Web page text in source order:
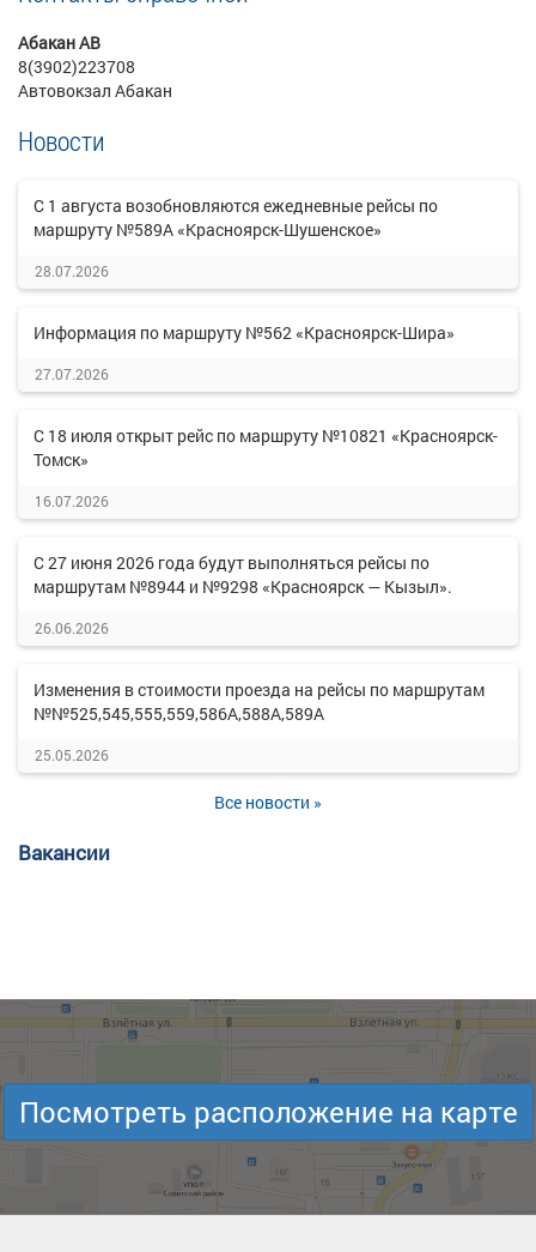
Абакан АВ
8(3902)223708
Автовокзал Абакан
Новости
С 1 августа возобновляются ежедневные рейсы по
маршруту №589А «Красноярск-Шушенское»
28.07.2026
Информация по маршруту №562 «Красноярск-Шира»
27.07.2026
С 18 июля открыт рейс по маршруту №10821 «Красноярск-
Томск»
16.07.2026
С 27 июня 2026 года будут выполняться рейсы по
маршрутам №8944 и №9298 «Красноярск — Кызыл».
26.06.2026
Изменения в стоимости проезда на рейсы по маршрутам
№№525,545,555,559,586А,588А,589А
25.05.2026
Все новости »
Вакансии
Посмотреть расположение на карте